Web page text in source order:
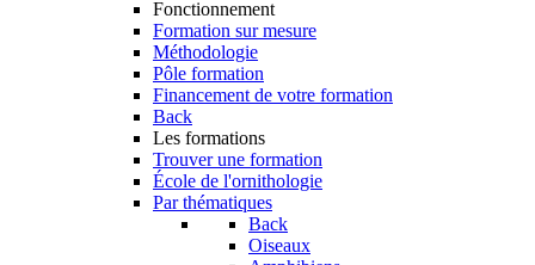
Fonctionnement
Formation sur mesure
Méthodologie
Pôle formation
Financement de votre formation
Back
Les formations
Trouver une formation
École de l'ornithologie
Par thématiques
Back
Oiseaux